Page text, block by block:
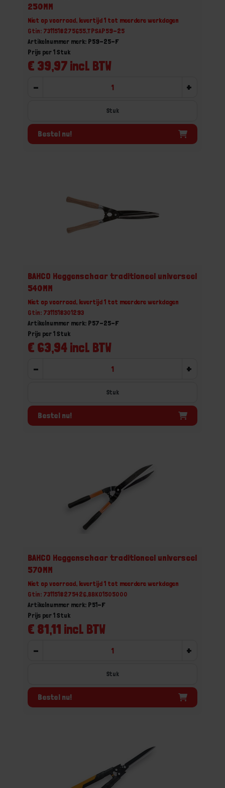
250MM
Niet op voorraad, levertijd 1 tot meerdere werkdagen
Gtin: 7311518275655,TPSAP59-25
Artikelnummer merk: P59-25-F
€ 39,97 incl. BTW
Prijs per 1 Stuk
- +
Stuk
Bestel nu!
BAHCO Heggenschaar traditioneel universeel
540MM
Niet op voorraad, levertijd 1 tot meerdere werkdagen
Gtin: 7311518301293
Artikelnummer merk: P57-25-F
€ 63,94 incl. BTW
Prijs per 1 Stuk
- +
Stuk
Bestel nu!
BAHCO Heggenschaar traditioneel universeel
570MM
Niet op voorraad, levertijd 1 tot meerdere werkdagen
Gtin: 7311518275426,BBKO1505000
Artikelnummer merk: P51-F
€ 81,11 incl. BTW
Prijs per 1 Stuk
- +
Stuk
Bestel nu!